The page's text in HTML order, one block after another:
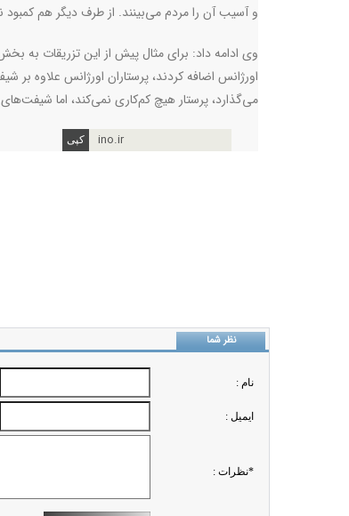
و آسیب آن را مردم می‌بینند. از طرف دیگر هم کمبود
وی ادامه داد: برای مثال پیش از این تزریقات به
اورژانس اضافه کردند،‌ پرستاران اورژانس علاوه بر
می‌گذارد، پرستار هیچ کم‌کاری نمی‌کند، اما
ino.ir
نظر شما
نام :
ايميل :
*نظرات :